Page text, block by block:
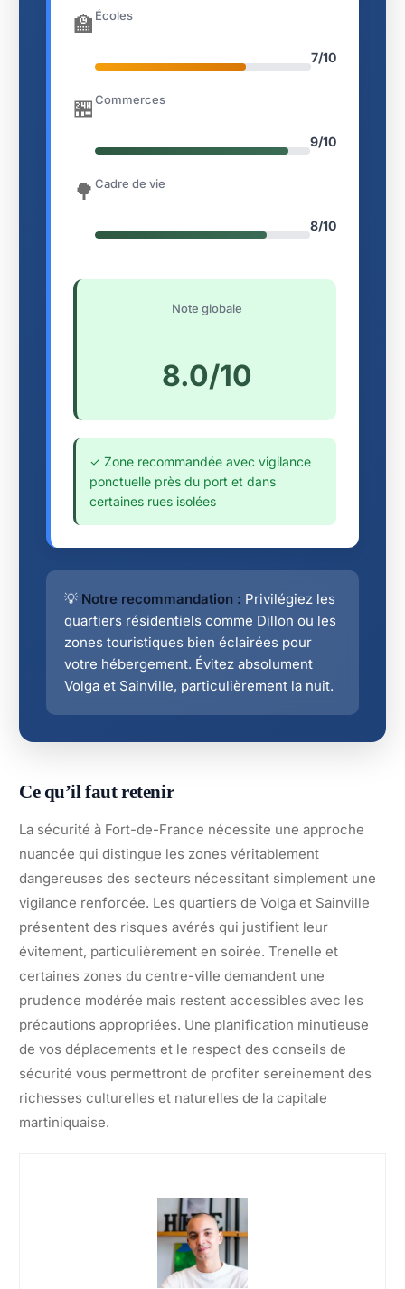
🏫 Écoles
7/10
🏪Commerces
9/10
🌳 Cadre de vie
8/10
Note globale
8.0/10
✓ Zone recommandée avec vigilance
ponctuelle près du port et dans
certaines rues isolées
💡 Notre recommandation : Privilégiez les
quartiers résidentiels comme Dillon ou les
zones touristiques bien éclairées pour
votre hébergement. Évitez absolument
Volga et Sainville, particulièrement la nuit.
Ce qu’il faut retenir
La sécurité à Fort-de-France nécessite une approche
nuancée qui distingue les zones véritablement
dangereuses des secteurs nécessitant simplement une
vigilance renforcée. Les quartiers de Volga et Sainville
présentent des risques avérés qui justifient leur
évitement, particulièrement en soirée. Trenelle et
certaines zones du centre-ville demandent une
prudence modérée mais restent accessibles avec les
précautions appropriées. Une planification minutieuse
de vos déplacements et le respect des conseils de
sécurité vous permettront de profiter sereinement des
richesses culturelles et naturelles de la capitale
martiniquaise.